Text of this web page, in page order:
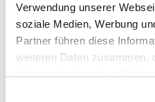
Verwendung unserer
soziale Medien, Werbung
Partner führen diese
weiteren Daten zusammen,
haben oder die sie im